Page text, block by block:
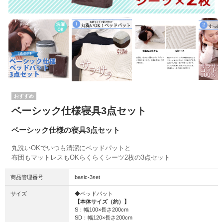
ベーシック仕様寝具3点セット
ベーシック仕様の寝具3点セット
丸洗いOKでいつも清潔にベッドパットと
布団もマットレスもOKらくらくシーツ2枚の3点セット
商品管理番号 basic-3set
サイズ
◆ベッドパット
【本体サイズ（約）】
S：幅100×長さ200cm
SD：幅120×長さ200cm